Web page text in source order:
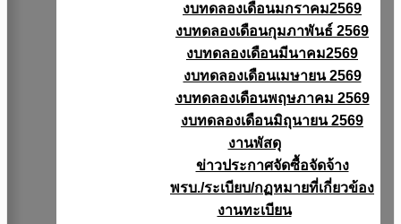
งบทดลองเดือนมกราคม2569
งบทดลองเดือนกุมภาพันธ์ 2569
งบทดลองเดือนมีนาคม2569
งบทดลองเดือนเมษายน 2569
งบทดลองเดือนพฤษภาคม 2569
งบทดลองเดือนมิถุนายน 2569
งานพัสดุ
ข่าวประกาศจัดซื้อจัดจ้าง
พรบ./ระเบียบ/กฏหมายที่เกี่ยวข้อง
งานทะเบียน